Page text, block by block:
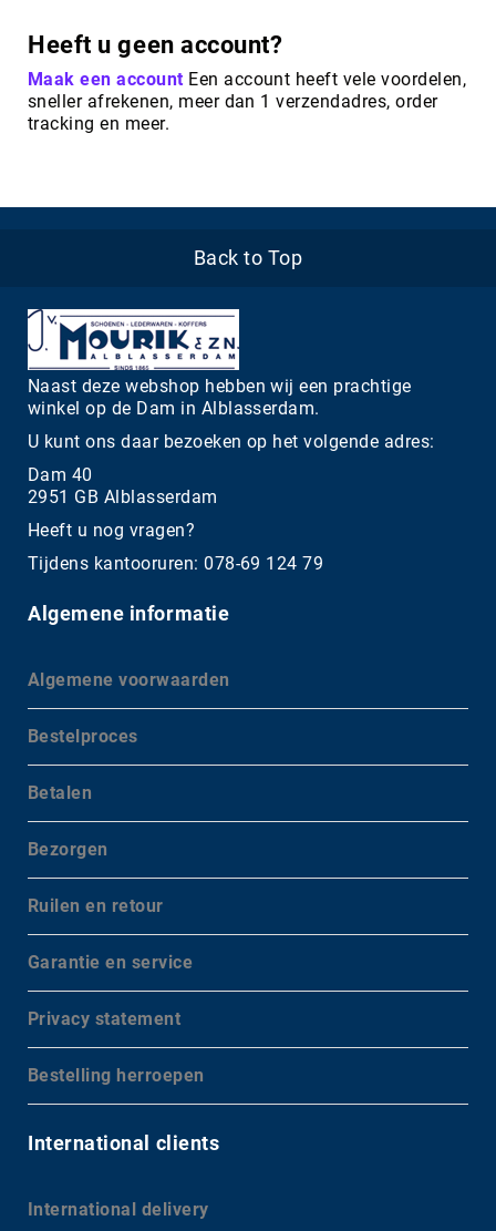
Heeft u geen account?
Maak een account Een account heeft vele voordelen,
sneller afrekenen, meer dan 1 verzendadres, order
tracking en meer.
Back to Top
Naast deze webshop hebben wij een prachtige
winkel op de Dam in Alblasserdam.
U kunt ons daar bezoeken op het volgende adres:
Dam 40
2951 GB Alblasserdam
Heeft u nog vragen?
Tijdens kantooruren: 078-69 124 79
Algemene informatie
Algemene voorwaarden
Bestelproces
Betalen
Bezorgen
Ruilen en retour
Garantie en service
Privacy statement
Bestelling herroepen
International clients
International delivery